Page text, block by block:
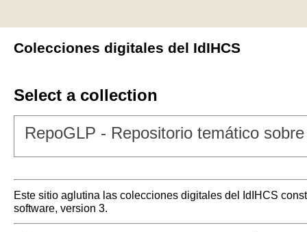
Colecciones digitales del IdIHCS
Select a collection
RepoGLP - Repositorio temático
Este sitio aglutina las colecciones digitales del IdIHCS
software, version 3.